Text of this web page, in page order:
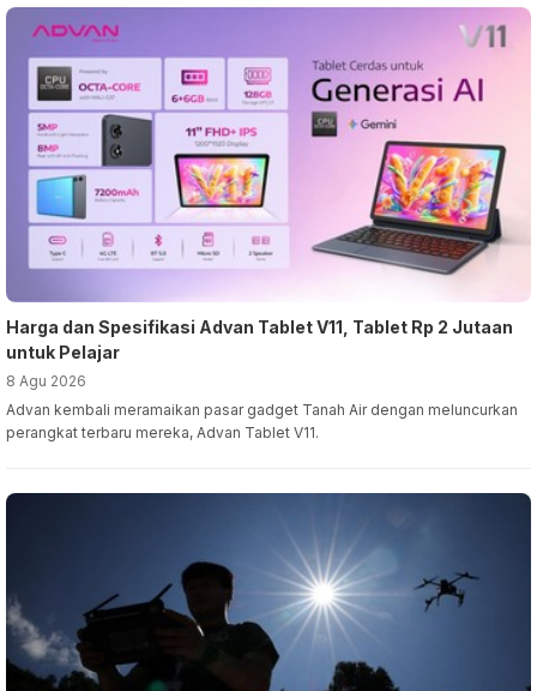
Harga dan Spesifikasi Advan Tablet V11, Tablet Rp 2 Jutaan
untuk Pelajar
8 Agu 2026
Advan kembali meramaikan pasar gadget Tanah Air dengan meluncurkan
perangkat terbaru mereka, Advan Tablet V11.